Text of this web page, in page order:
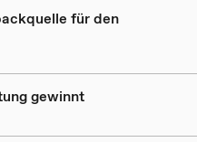
für den
gewinnt